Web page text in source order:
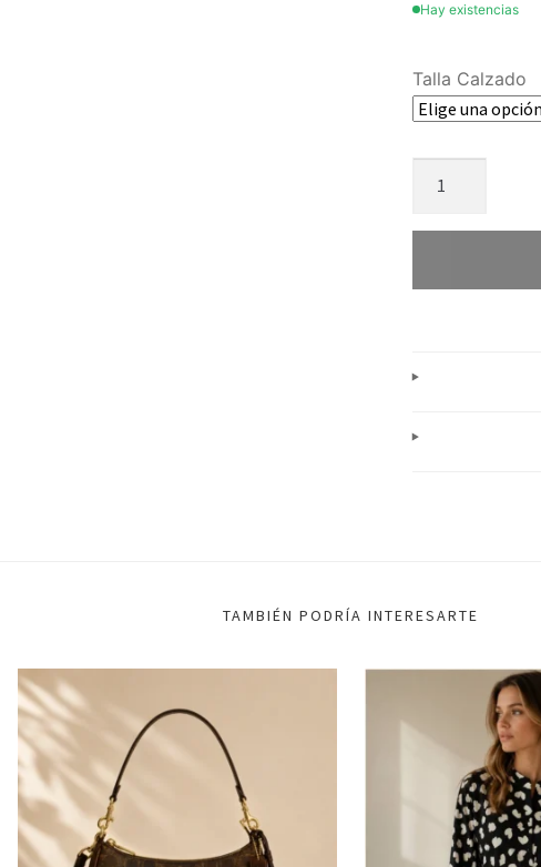
Hay existencias
Talla Calzado
TAMBIÉN PODRÍA INTERESARTE